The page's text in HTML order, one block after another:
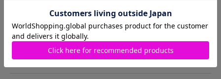
新着アイテム